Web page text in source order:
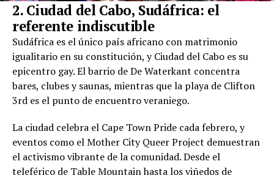
2. Ciudad del Cabo, Sudáfrica: el
referente indiscutible
Sudáfrica es el único país africano con matrimonio
igualitario en su constitución, y Ciudad del Cabo es su
epicentro gay. El barrio de De Waterkant concentra
bares, clubes y saunas, mientras que la playa de Clifton
3rd es el punto de encuentro veraniego.
La ciudad celebra el Cape Town Pride cada febrero, y
eventos como el Mother City Queer Project demuestran
el activismo vibrante de la comunidad. Desde el
teleférico de Table Mountain hasta los viñedos de